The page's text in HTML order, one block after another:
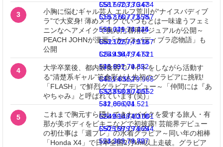
C517.703,76.634
519.376,77.658
521.349,78.425
C523.257,79.167
525.438,79.673
528.631,79.82
C531.831,79.965
532.853,80.001
541,80.001
C549.148,80.001
550.169,79.965
553.369,79.82
558.662,73.347
C557.607,73.757
556.021,74.244
553.102,74.378
C549.944,74.521
548.997,74.552
541,74.552
C533.003,74.552
532.056,74.521
528.898,74.378
C525.979,74.244
524.393,73.757
3
小胸に悩むギャル芸人 エルフ荒川が“ナイスバディブ
ラ”で大変身! 薄めメイクでいつもとは一味違うフェミ
ニンなヘアメイクで挑んだ着用ビジュアルが公開～
PEACH JOHNが漫画「ナイスバディブラ恋物語」も
公開
4
大学卒業後、都内飲食店でバイトをしながら活動す
る“清楚系ギャル”笹倉彩が人生初のグラビアに挑戦!
「FLASH」で鮮烈グラビアデビュー～「仲間には『あ
やちゃみ』と呼ばれています(笑)」
5
これまで胸元すら隠してきたバイクを愛する旅人・有
那が美ボディをビキニなどで初披露! 芸能界デビュー
の初仕事は「週プレ」の水着グラビア～同い年の相棒
「Honda X4」で日本全国2万km以上走破。グラビア